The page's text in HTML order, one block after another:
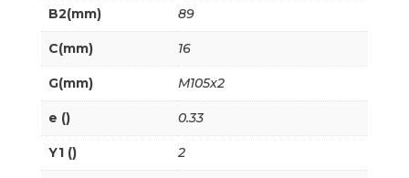
B2(mm) 89
C(mm) 16
G(mm) M105x2
e () 0.33
Y1 () 2